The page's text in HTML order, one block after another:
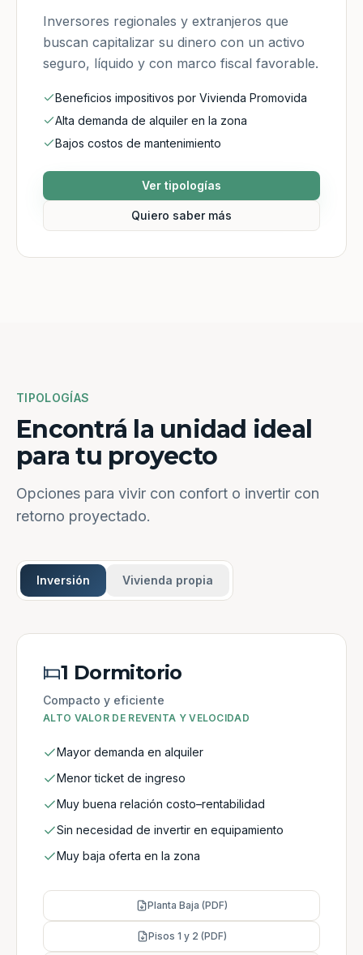
Inversores regionales y extranjeros que
buscan capitalizar su dinero con un activo
seguro, líquido y con marco fiscal favorable.
Beneficios impositivos por Vivienda Promovida
Alta demanda de alquiler en la zona
Bajos costos de mantenimiento
Ver tipologías
Quiero saber más
TIPOLOGÍAS
Encontrá la unidad ideal
para tu proyecto
Opciones para vivir con confort o invertir con
retorno proyectado.
Inversión Vivienda propia
1 Dormitorio
Compacto y eficiente
ALTO VALOR DE REVENTA Y VELOCIDAD
Mayor demanda en alquiler
Menor ticket de ingreso
Muy buena relación costo–rentabilidad
Sin necesidad de invertir en equipamiento
Muy baja oferta en la zona
Planta Baja (PDF)
Pisos 1 y 2 (PDF)